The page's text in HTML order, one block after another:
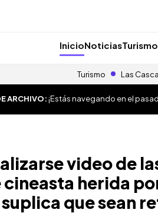
InicioNoticiasTurismo
Turismo Las
ARCHIVO:¡Estás navegando en el
video de
cineasta herida
que sean